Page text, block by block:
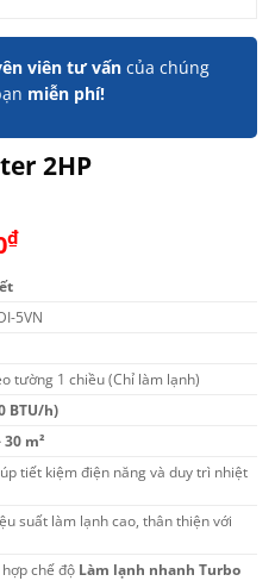
viên tư vấn của chúng
miễn phí!
2HP
₫Giá
là:
5VN
tường 1 chiều (Chỉ làm lạnh)
BTU/h)
30 m²
tiết kiệm điện năng và duy trì nhiệt
suất làm lạnh cao, thân thiện với
chế độ Làm lạnh nhanh Turbo